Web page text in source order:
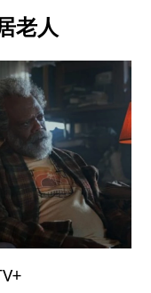
老人